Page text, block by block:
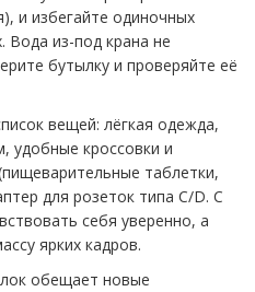
и избегайте одиночных
Вода из-под крана не
бутылку и проверяйте её
вещей: лёгкая одежда,
удобные кроссовки и
таблетки,
для розеток типа C/D. С
себя уверенно, а
ярких кадров.
обещает новые